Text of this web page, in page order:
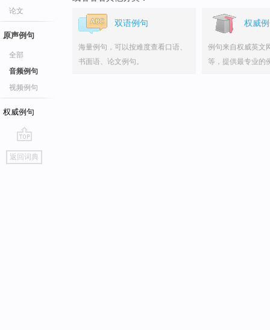
论文
原声例句
全部
音频例句
视频例句
权威例句
go
top
返回词典
双语例句
海量例句，可以按难度查看口语、
书面语、论文例句。
权威
例句来自权威英文
等，提供最专业的